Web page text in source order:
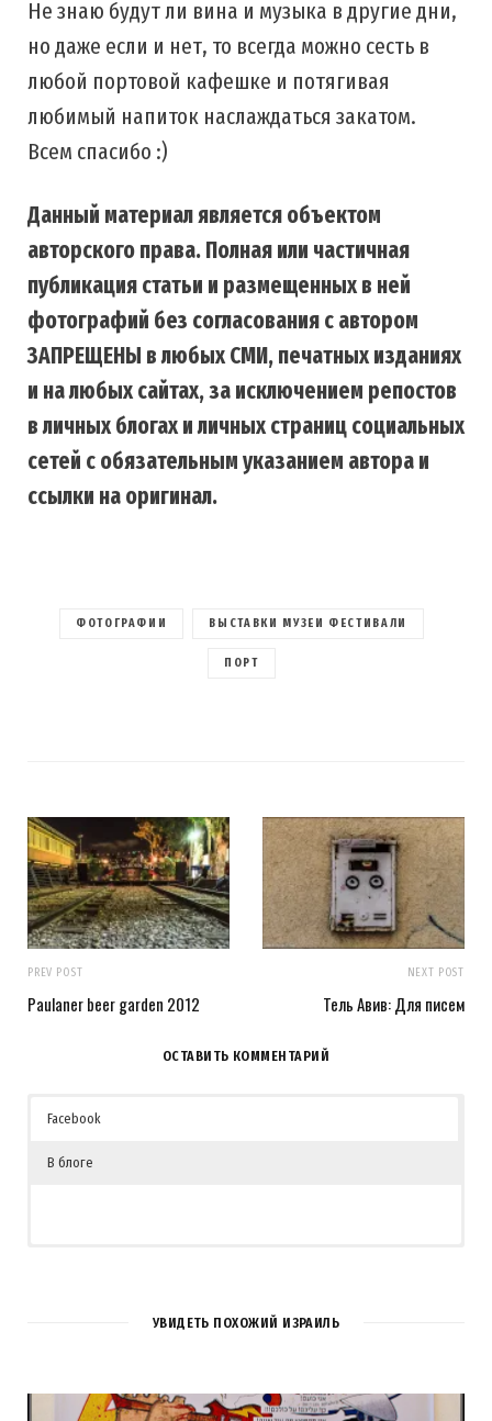
Не знаю будут ли вина и музыка в другие дни,
но даже если и нет, то всегда можно сесть в
любой портовой кафешке и потягивая
любимый напиток наслаждаться закатом.
Всем спасибо :)
Данный материал является объектом
авторского права. Полная или частичная
публикация статьи и размещенных в ней
фотографий без согласования с автором
ЗАПРЕЩЕНЫ в любых СМИ, печатных изданиях
и на любых сайтах, за исключением репостов
в личных блогах и личных страниц социальных
сетей с обязательным указанием автора и
ссылки на оригинал.
ФОТОГРАФИИ ВЫСТАВКИ МУЗЕИ ФЕСТИВАЛИ
ПОРТ
PREV POST
Paulaner beer garden 2012
NEXT POST
Тель Авив: Для писем
ОСТАВИТЬ КОММЕНТАРИЙ
Facebook
В блоге
4КОММЕНТАРИЯ
Azerbouf
УВИДЕТЬ ПОХОЖИЙ ИЗРАИЛЬ